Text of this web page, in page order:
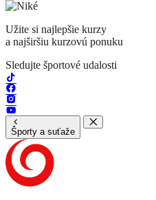
Užite si najlepšie kurzy
a najširšiu kurzovú ponuku
Sledujte športové udalosti
Športy a suťaže